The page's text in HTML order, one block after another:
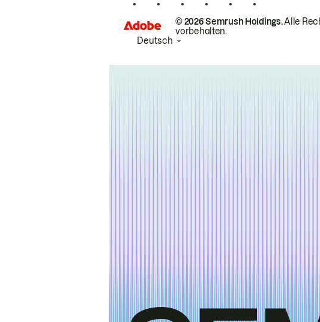
© 2026 Semrush Holdings.Alle
vorbehalten.
Deutsch